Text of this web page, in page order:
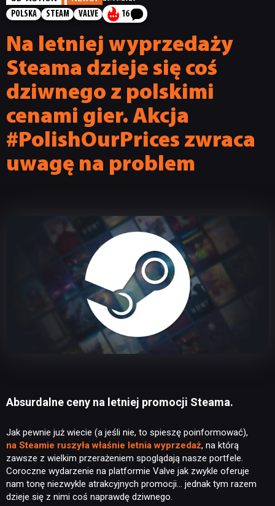
POLSKA
STEAM VALVE 16
Na letniej wyprzedaży
Steama dzieje się coś
dziwnego z polskimi
cenami gier. Akcja
#PolishOurPrices zwraca
uwagę na problem
Absurdalne ceny na letniej promocji Steama.
Jak pewnie już wiecie (a jeśli nie, to spieszę poinformować),
na Steamie ruszyła właśnie letnia wyprzedaż, na którą
zawsze z wielkim przerażeniem spoglądają nasze portfele.
Coroczne wydarzenie na platformie Valve jak zwykle oferuje
nam tonę niezwykle atrakcyjnych promocji… jednak tym razem
dzieje się z nimi coś naprawdę dziwnego.